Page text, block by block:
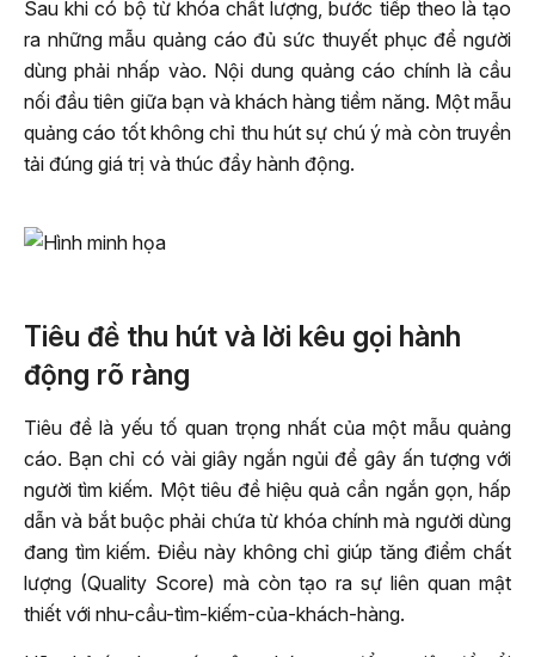
Sau khi có bộ từ khóa chất lượng, bước tiếp theo là tạo
ra những mẫu quảng cáo đủ sức thuyết phục để người
dùng phải nhấp vào. Nội dung quảng cáo chính là cầu
nối đầu tiên giữa bạn và khách hàng tiềm năng. Một mẫu
quảng cáo tốt không chỉ thu hút sự chú ý mà còn truyền
tải đúng giá trị và thúc đẩy hành động.
Tiêu đề thu hút và lời kêu gọi hành
động rõ ràng
Tiêu đề là yếu tố quan trọng nhất của một mẫu quảng
cáo. Bạn chỉ có vài giây ngắn ngủi để gây ấn tượng với
người tìm kiếm. Một tiêu đề hiệu quả cần ngắn gọn, hấp
dẫn và bắt buộc phải chứa từ khóa chính mà người dùng
đang tìm kiếm. Điều này không chỉ giúp tăng điểm chất
lượng (Quality Score) mà còn tạo ra sự liên quan mật
thiết với nhu-cầu-tìm-kiếm-của-khách-hàng.